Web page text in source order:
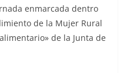
enmarcada dentro
de la Mujer Rural
de la Junta de